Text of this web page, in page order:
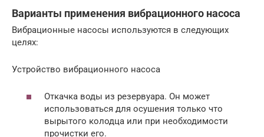
Варианты применения вибрационного насоса
Вибрационные насосы используются в следующих
целях:
Устройство вибрационного насоса
Откачка воды из резервуара. Он может
использоваться для осушения только что
вырытого колодца или при необходимости
прочистки его.